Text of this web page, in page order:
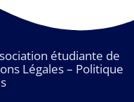
étudiante de
Légales– Politique